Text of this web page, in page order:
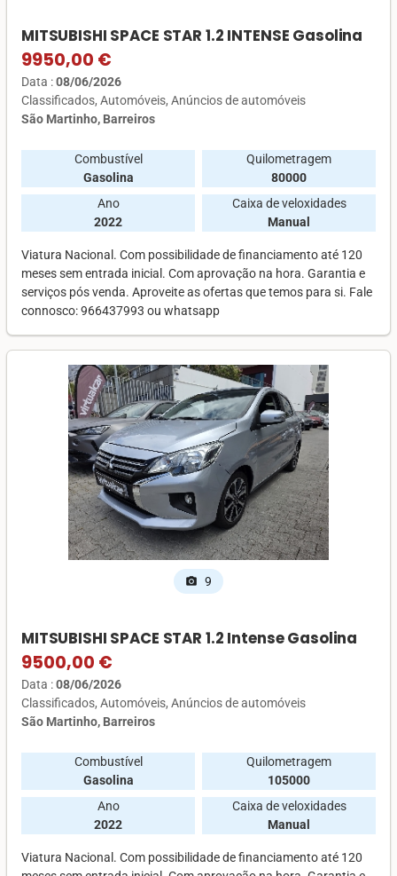
MITSUBISHI SPACE STAR 1.2 INTENSE Gasolina
9950,00 €
Data :08/06/2026
Classificados Automóveis Anúncios de automóveis
São Martinho, Barreiros
Combustível
Gasolina
Quilometragem
80000
Ano
2022
Caixa de veloxidades
Manual
Viatura Nacional. Com possibilidade de financiamento até 120
meses sem entrada inicial. Com aprovação na hora. Garantia e
serviços pós venda. Aproveite as ofertas que temos para si. Fale
connosco: 966437993 ou whatsapp
photo_camera 9
MITSUBISHI SPACE STAR 1.2 Intense Gasolina
9500,00 €
Data :08/06/2026
Classificados Automóveis Anúncios de automóveis
São Martinho, Barreiros
Combustível
Gasolina
Quilometragem
105000
Ano
2022
Caixa de veloxidades
Manual
Viatura Nacional. Com possibilidade de financiamento até 120